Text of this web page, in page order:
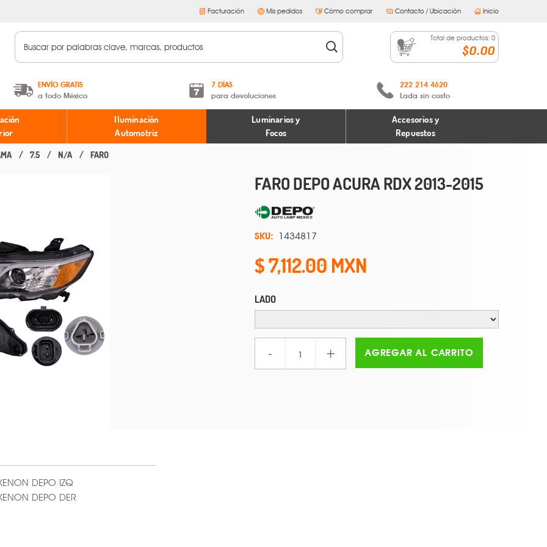
Facturación Mis pedidos Cómo comprar Contacto / Ubicación Inicio
Total de productos: 0
$0.00
ENVÍO GRATIS
a todo México
A partir de $599 MXN.
* Aplican restricciones
7 DÍAS
para devoluciones
Términos y condiciones
Políticas de devoluciones
222 214 4620
Lada sin costo
Iluminación
Automotriz
Luminarios y
Focos
Accesorios y
Repuestos
7.5 N/A FARO
FARO DEPO ACURA RDX 2013-2015
SKU: 1434817
7,112.00
LADO
- + AGREGAR AL CARRITO
DEPO IZQ
DEPO DER